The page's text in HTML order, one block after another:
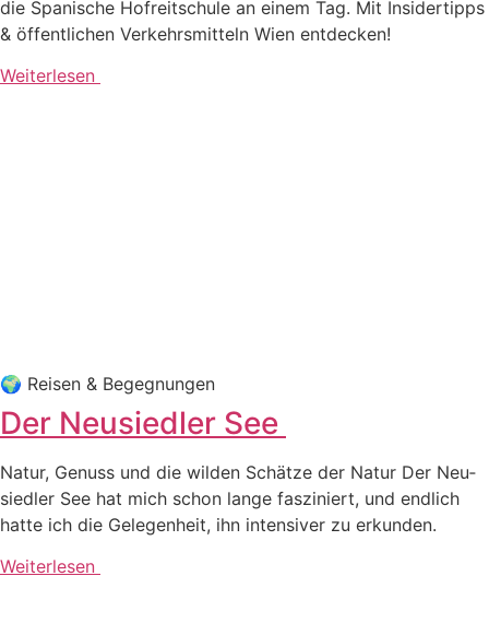
die Spa­ni­sche Hof­reit­schu­le an einem Tag. Mit Insi­der­tipps
& öffent­li­chen Ver­kehrs­mit­teln Wien entdecken!
Weiterlesen
🌍 Rei­sen & Begegnungen
Der Neusiedler See
Natur, Genuss und die wil­den Schät­ze der Natur Der Neu­
sied­ler See hat mich schon lan­ge fas­zi­niert, und end­lich
hat­te ich die Gele­gen­heit, ihn inten­si­ver zu erkunden.
Weiterlesen